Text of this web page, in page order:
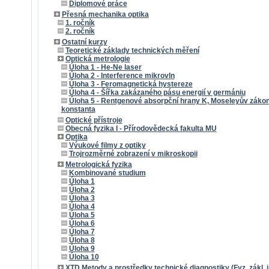
Diplomové práce
Přesná mechanika optika
1. ročník
2. ročník
Ostatní kurzy
Teoretické základy technických měření
Optická metrologie
Úloha 1 - He-Ne laser
Úloha 2 - Interference mikrovln
Úloha 3 - Feromagnetická hystereze
Úloha 4 - Šířka zakázaného pásu energií v germániu
Úloha 5 - Rentgenové absorpční hrany K, Moseleyův
konstanta
Optické přístroje
Obecná fyzika I - Přírodovědecká fakulta MU
Optika
Výukové filmy z optiky
Trojrozměrné zobrazení v mikroskopii
Metrologická fyzika
Kombinované studium
Úloha 1
Úloha 2
Úloha 3
Úloha 4
Úloha 5
Úloha 6
Úloha 7
Úloha 8
Úloha 9
Úloha 10